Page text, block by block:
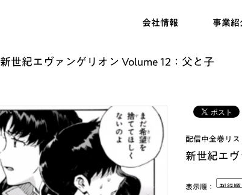
会社情報 事業紹
新世紀エヴァンゲリオン Volume 12：父と子
配信中全巻リス
新世紀エ
表示順：